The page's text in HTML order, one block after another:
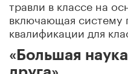
травли в классе на
включающая систему
квалификации для
«Большая